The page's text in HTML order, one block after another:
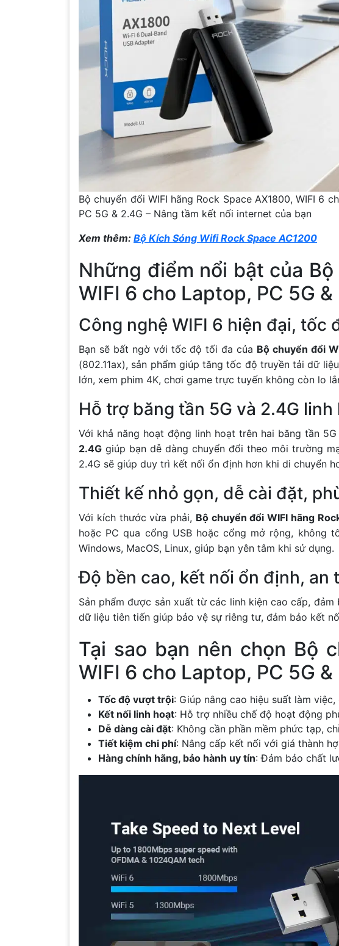
Bộ chuyển đổi WIFI hãng Rock Space AX1800, WIFI 6
PC 5G & 2.4G – Nâng tầm kết nối internet của bạn
Xem thêm: Bộ Kích Sóng Wifi Rock Space AC1200
Những điểm nổi bật của
WIFI 6 cho Laptop, PC 5G &
Công nghệ WIFI 6 hiện đại, tốc
Bạn sẽ bất ngờ với tốc độ tối đa của Bộ chuyển đổi
(802.11ax), sản phẩm giúp tăng tốc độ truyền tải dữ
lớn, xem phim 4K, chơi game trực tuyến không còn lo
Hỗ trợ băng tần 5G và 2.4G
Với khả năng hoạt động linh hoạt trên hai băng tần 5G
2.4G giúp bạn dễ dàng chuyển đổi theo môi trường
2.4G sẽ giúp duy trì kết nối ổn định hơn khi di chuyển
Thiết kế nhỏ gọn, dễ cài đặt,
Với kích thước vừa phải, Bộ chuyển đổi WIFI hãng
hoặc PC qua cổng USB hoặc cổng mở rộng, không
Windows, MacOS, Linux, giúp bạn yên tâm khi sử dụng.
Độ bền cao, kết nối ổn định, an
Sản phẩm được sản xuất từ các linh kiện cao cấp,
dữ liệu tiên tiến giúp bảo vệ sự riêng tư, đảm bảo kết
Tại sao bạn nên chọn Bộ
WIFI 6 cho Laptop, PC 5G &
Tốc độ vượt trội: Giúp nâng cao hiệu suất làm
Kết nối linh hoạt: Hỗ trợ nhiều chế độ hoạt động
Dễ dàng cài đặt: Không cần phần mềm phức tạp,
Tiết kiệm chi phí: Nâng cấp kết nối với giá thành
Hàng chính hãng, bảo hành uy tín: Đảm bảo chất